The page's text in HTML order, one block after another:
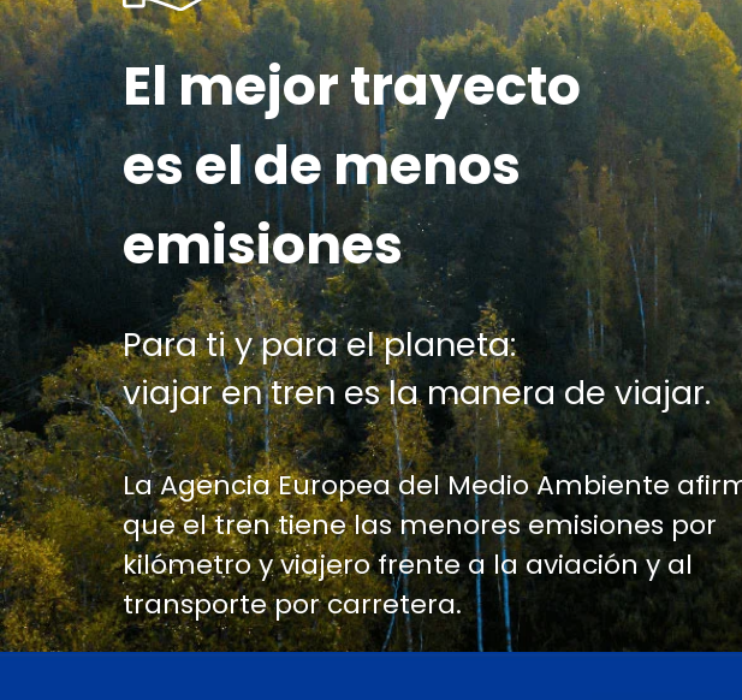
El mejor trayecto
es el de menos
emisiones
Para ti y para el planeta:
viajar en tren es la manera de viajar.
La Agencia Europea del Medio Ambiente
que el tren tiene las menores emisiones por
kilómetro y viajero frente a la aviación y al
transporte por carretera.